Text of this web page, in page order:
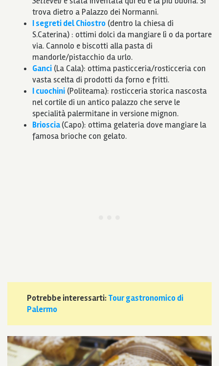
trova dietro a Palazzo dei Normanni.
I segreti del Chiostro (dentro la chiesa di
S.Caterina) : ottimi dolci da mangiare lì o da portare
via. Cannolo e biscotti alla pasta di
mandorle/pistacchio da urlo.
Ganci (La Cala): ottima pasticceria/rosticceria con
vasta scelta di prodotti da forno e fritti.
I cuochini (Politeama): rosticceria storica nascosta
nel cortile di un antico palazzo che serve le
specialità palermitane in versione mignon.
Brioscia(Capo): ottima gelateria dove mangiare la
famosa brioche con gelato.
Potrebbe interessarti:Tour gastronomico di
Palermo